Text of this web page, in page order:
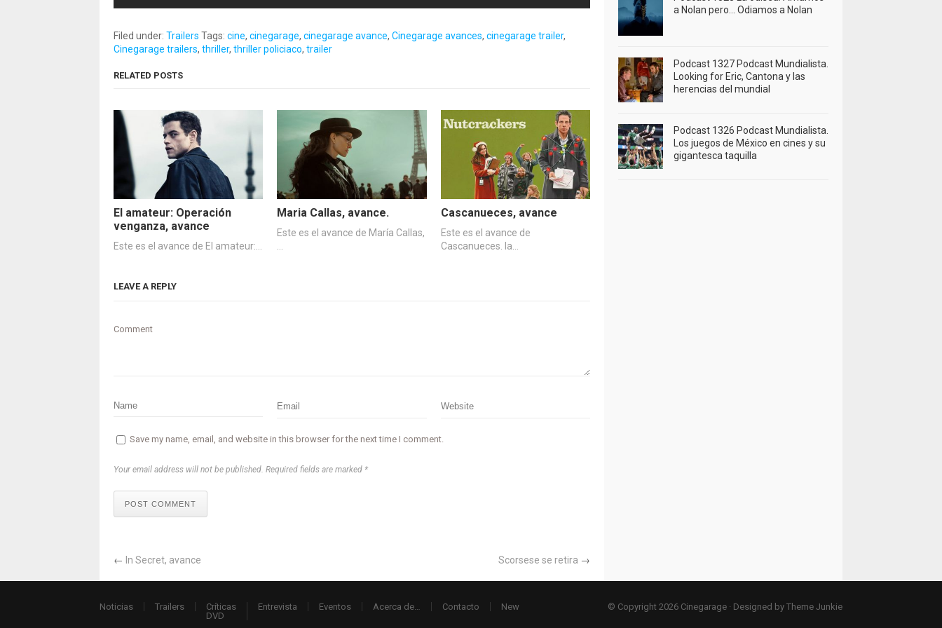
Filed under: Trailers Tags: cine, cinegarage, cinegarage avance, Cinegarage avances, cinegarage trailer,
Cinegarage trailers, thriller, thriller policiaco, trailer
RELATED POSTS
El amateur: Operación
venganza, avance
Este es el avance de El amateur:…
Maria Callas, avance.
Este es el avance de María Callas,
…
Cascanueces, avance
Este es el avance de
Cascanueces. la…
LEAVE A REPLY
Comment
Save my name, email, and website in this browser for the next time I comment.
Your email address will not be published. Required fields are marked *
POST COMMENT
← In Secret, avance Scorsese se retira →
a Nolan pero… Odiamos a Nolan
Podcast 1327 Podcast Mundialista.
Looking for Eric, Cantona y las
herencias del mundial
Podcast 1326 Podcast Mundialista.
Los juegos de México en cines y su
gigantesca taquilla
Noticias Trailers
Críticas
DVD
Entrevista Eventos Acerca de… Contacto New © Copyright 2026 Cinegarage · Designed by Theme Junkie